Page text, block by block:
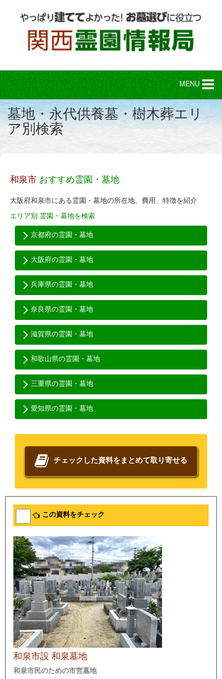
MENU
墓地・永代供養墓・樹木葬エリ
ア別検索
和泉市 おすすめ霊園・ 墓地
大阪府和泉市にある霊園・墓地の所在地、費用、特徴を紹介
エリア別 霊園・墓地を検索
京都府の霊園・墓地
大阪府の霊園・墓地
兵庫県の霊園・墓地
奈良県の霊園・墓地
滋賀県の霊園・墓地
和歌山県の霊園・墓地
三重県の霊園・墓地
愛知県の霊園・墓地
チェックした資料をまとめて取り寄せる
この資料をチェック
和泉市設 和泉墓地
和泉市民のための市営墓地